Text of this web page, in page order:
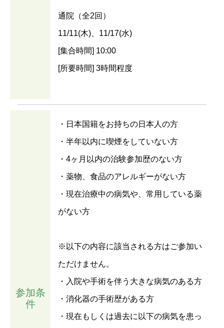
通院（全2回）
11/11(木)、11/17(水)
[集合時間] 10:00
[所要時間] 3時間程度
参加条
件
・日本国籍をお持ちの日本人の方
・半年以内に喫煙をしていない方
・4ヶ月以内の治験参加歴のない方
・薬物、食品のアレルギーがない方
・現在治療中の病気や、常用している薬
がない方
※以下の内容に該当される方はご参加い
ただけません。
・入院や手術を伴う大きな病気のある方
・消化器の手術歴がある方
・現在もしくは過去に以下の病気を患っ